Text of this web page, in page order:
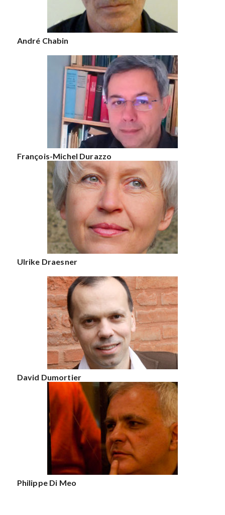
André Chabin
François-Michel Durazzo
Ulrike Draesner
David Dumortier
Philippe Di Meo